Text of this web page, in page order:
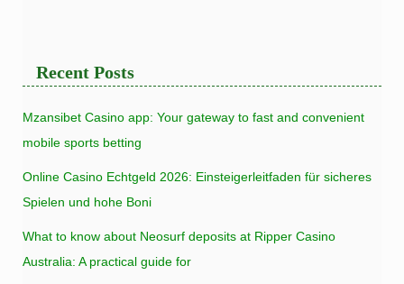
Recent Posts
Mzansibet Casino app: Your gateway to fast and convenient
mobile sports betting
Online Casino Echtgeld 2026: Einsteigerleitfaden für sicheres
Spielen und hohe Boni
What to know about Neosurf deposits at Ripper Casino
Australia: A practical guide for